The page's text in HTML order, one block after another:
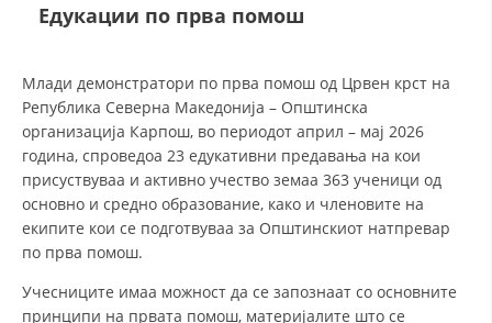
ДЕЈСТВУВАЊЕ
ПРИРАЧНИЦИ
ЕДУКАТИВНО ИНФОРМАТИВНИ МАТЕРИЈАЛИ
Едукации по прва помош
Млади демонстратори по прва помош од Црвен крст на
Република Северна Македонија – Општинска
организација Карпош, во периодот април – мај 2026
година, спроведоа 23 едукативни предавања на кои
присуствуваа и активно учество земаа 363 ученици од
основно и средно образование, како и членовите на
екипите кои се подготвуваа за Општинскиот натпревар
по прва помош.
Учесниците имаа можност да се запознаат со основните
принципи на првата помош, материјалите што се